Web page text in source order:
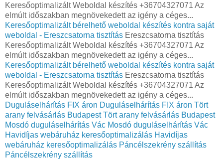
Keresőoptimalizált Weboldal készítés +36704327071 Az
elmúlt időszakban megnövekedett az igény a céges...
Keresőoptimalizált bérelhető weboldal készítés kontra saját
weboldal - Ereszcsatorna tisztítás Ereszcsatorna tisztítás
Keresőoptimalizált Weboldal készítés +36704327071 Az
elmúlt időszakban megnövekedett az igény a céges...
Keresőoptimalizált bérelhető weboldal készítés kontra saját
weboldal - Ereszcsatorna tisztítás Ereszcsatorna tisztítás
Keresőoptimalizált Weboldal készítés +36704327071 Az
elmúlt időszakban megnövekedett az igény a céges...
Duguláselhárítás FIX áron Duguláselhárítás FIX áron Tört
arany felvásárlás Budapest Tört arany felvásárlás Budapest
Mosdó duguláselhárítás Vác Mosdó duguláselhárítás Vác
Havidíjas webáruház keresőoptimalizálás Havidíjas
webáruház keresőoptimalizálás Páncélszekrény szállítás
Páncélszekrény szállítás